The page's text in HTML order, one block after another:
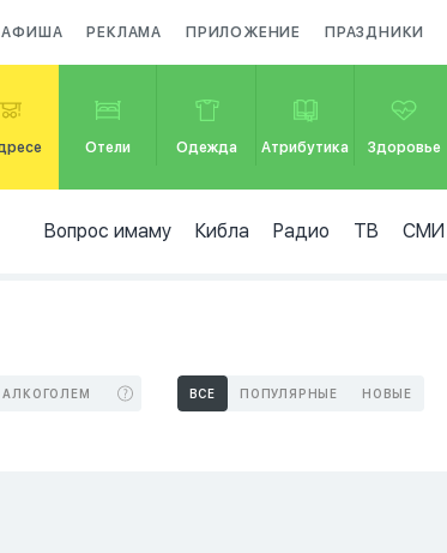
АФИША РЕКЛАМА ПРИЛОЖЕНИЕ ПРАЗДНИКИ
Отели Одежда Атрибутика Здоровье
Вопрос имаму Кибла Радио ТВ СМИ
АЛКОГОЛЕМ ВСЕ ПОПУЛЯРНЫЕ НОВЫЕ